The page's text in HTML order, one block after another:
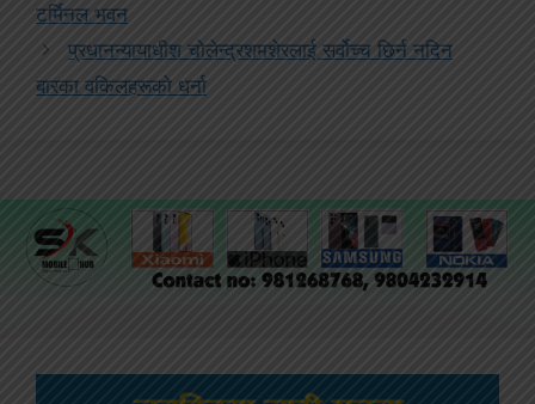
टर्मिनल भवन
प्रधानन्यायाधीश चोलेन्द्रशमशेरलाई सर्वोच्च छिर्न नदिन
बारका वकिलहरूको धर्ना